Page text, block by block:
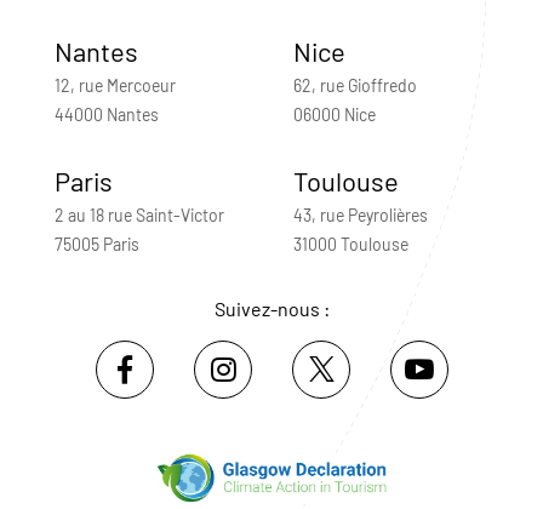
Nantes
12, rue Mercoeur
44000 Nantes
Nice
62, rue Gioffredo
06000 Nice
Paris
2 au 18 rue Saint-Victor
75005 Paris
Toulouse
43, rue Peyrolières
31000 Toulouse
Suivez-nous :